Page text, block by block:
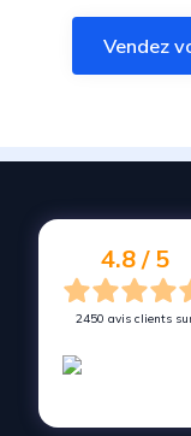
Vendez
4.8 / 5
2450 avis clients